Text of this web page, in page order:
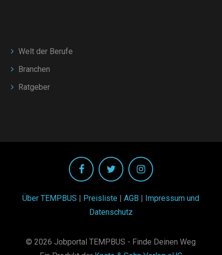
Welt der Berufe
Branchen
Ratgeber
Über TEMPBUS | Preisliste |AGB | Impressum und
Datenschutz
© 2026 Jobportal TEMPBUS - Finde Deinen Weg